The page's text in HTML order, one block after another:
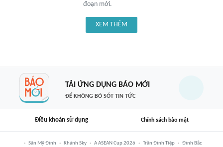
đoạn mới.
XEM THÊM
TẢI ỨNG DỤNG BÁO MỚI
ĐỂ KHÔNG BỎ SÓT TIN TỨC
Điều khoản sử dụng Chính sách bảo mật
Sân Mỹ Đình Khánh Sky A ASEAN Cup 2026 Trần Đình Tiệp
Đình Bắc